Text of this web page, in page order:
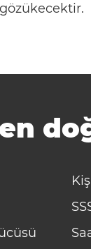
gözükecektir.